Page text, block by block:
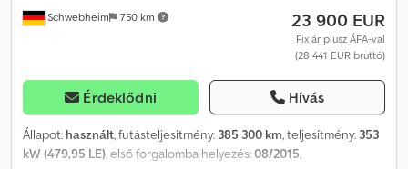
Schwebheim 750 km 23 900 EUR
Fix ár plusz ÁFA-val
(28 441 EUR bruttó)
Érdeklődni Hívás
Állapot: használt, futásteljesítmény: 385 300 km, teljesítmény: 353
kW (479,95 LE), első forgalomba helyezés:08/2015,